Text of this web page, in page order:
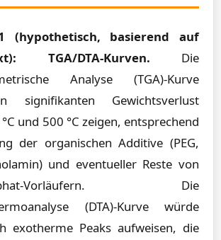
(hypothetisch, basierend auf
TGA/DTA-Kurven. Die
Analyse (TGA)-Kurve
signifikanten Gewichtsverlust
und 500 °C zeigen, entsprechend
der organischen Additive (PEG,
und eventueller Reste von
Vorläufern. Die
(DTA)-Kurve würde
exotherme Peaks aufweisen, die